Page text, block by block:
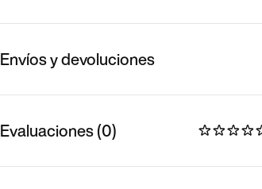
Envíos y devoluciones
Evaluaciones (0)